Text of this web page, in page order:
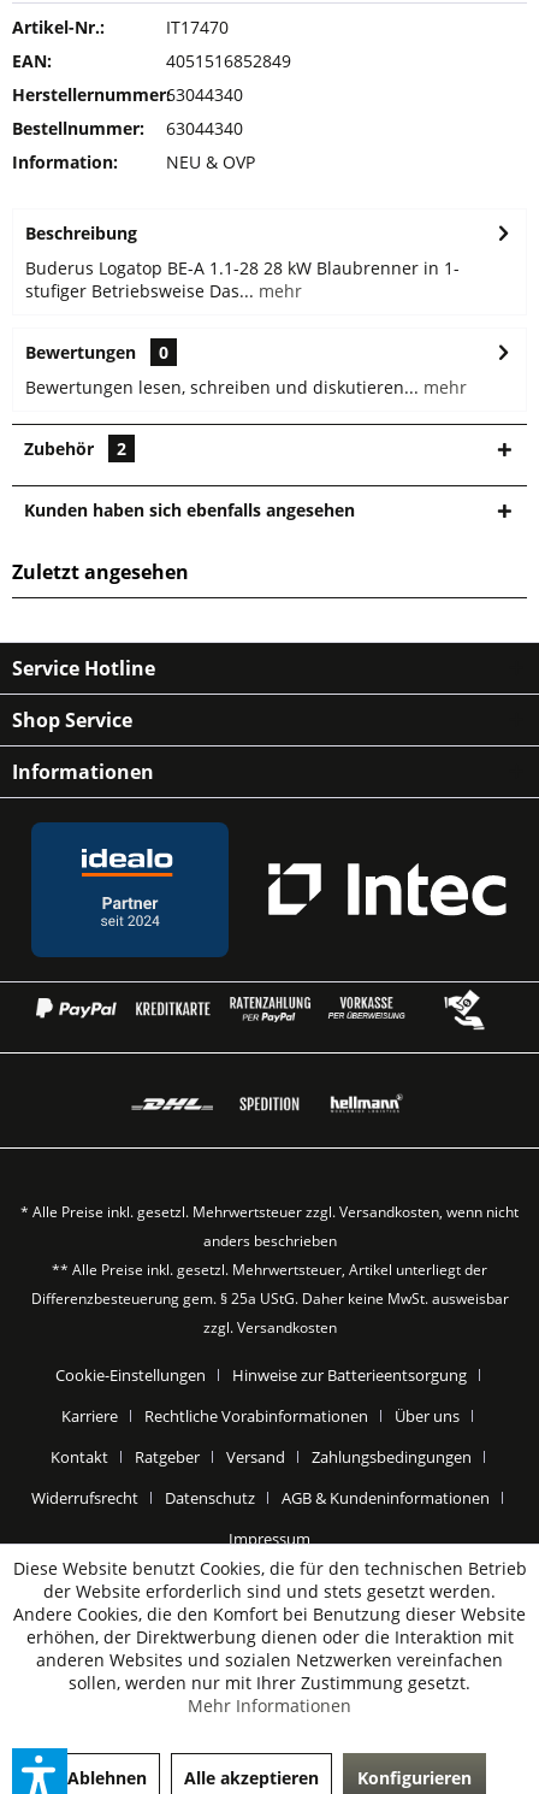
Artikel-Nr.:
IT17470
EAN:
4051516852849
Herstellernummer:63044340
Bestellnummer:
63044340
Information:
NEU & OVP
Beschreibung
Buderus Logatop BE-A 1.1-28 28 kW Blaubrenner in 1-
stufiger Betriebsweise Das... mehr
Bewertungen
0
Bewertungen lesen, schreiben und diskutieren... mehr
Zubehör 2
Kunden haben sich ebenfalls angesehen
Zuletzt angesehen
Service Hotline
Shop Service
Informationen
* Alle Preise inkl. gesetzl. Mehrwertsteuer zzgl.Versandkosten, wenn nicht
anders beschrieben
** Alle Preise inkl. gesetzl. Mehrwertsteuer, Artikel unterliegt der
Differenzbesteuerung gem. § 25a UStG. Daher keine MwSt. ausweisbar
zzgl.Versandkosten
Cookie-Einstellungen
Hinweise zur Batterieentsorgung
Karriere
Rechtliche Vorabinformationen
Über uns
Kontakt
Ratgeber Versand
Zahlungsbedingungen
Widerrufsrecht
Datenschutz
AGB & Kundeninformationen
Impressum
Diese Website benutzt Cookies, die für den technischen Betrieb
der Website erforderlich sind und stets gesetzt werden.
Andere Cookies, die den Komfort bei Benutzung dieser Website
erhöhen, der Direktwerbung dienen oder die Interaktion mit
anderen Websites und sozialen Netzwerken vereinfachen
sollen, werden nur mit Ihrer Zustimmung gesetzt.
Mehr Informationen
Ablehnen Alle akzeptieren Konfigurieren